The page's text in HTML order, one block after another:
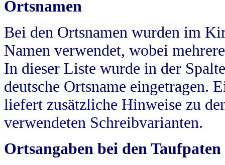
Ortsnamen
Bei den Ortsnamen wurden im
Namen verwendet, wobei
In dieser Liste wurde in der
deutsche Ortsname eingetragen.
liefert zusätzliche Hinweise zu
verwendeten Schreibvarianten.
Ortsangaben bei den Taufpaten